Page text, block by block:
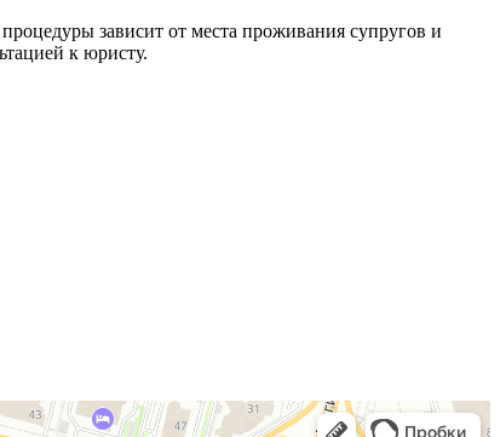
зависит от места проживания супругов и
к юристу.